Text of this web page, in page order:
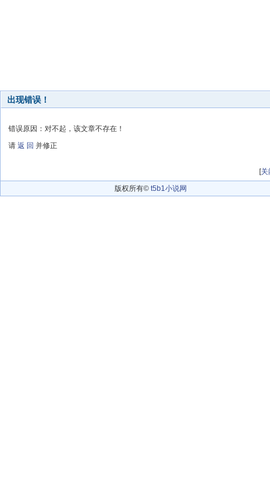
出现错误！
错误原因：对不起，该文章不存在！
请 返 回 并修正
[关
版权所有© t5b1小说网